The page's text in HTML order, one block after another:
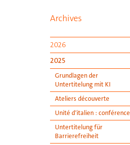
Archives
2026
2025
Grundlagen der
Untertitelung mit KI
Ateliers découverte
Unité d’italien : conférence
Untertitelung für
Barrierefreiheit